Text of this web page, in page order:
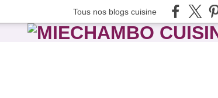
Tous nos blogs cuisine